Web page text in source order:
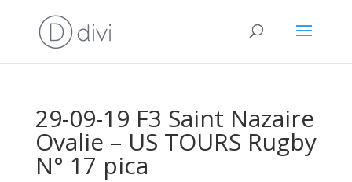
29-09-19 F3 Saint Nazaire
Ovalie – US TOURS Rugby
N° 17 pica